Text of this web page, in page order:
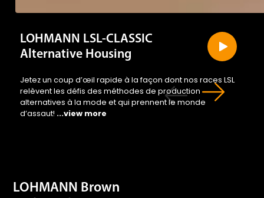
LOHMANN LSL-CLASSIC
Alternative Housing
Jetez un coup d’œil rapide à la façon dont nos races LSL
relèvent les défis des méthodes de production
alternatives à la mode et qui prennent le monde
d’assaut! ...view more
LOHMANN Brown